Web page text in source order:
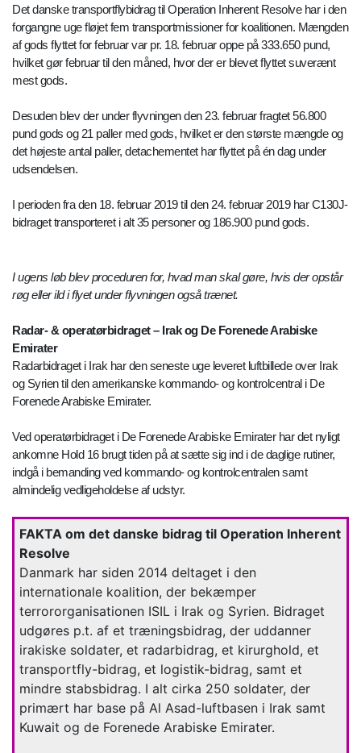
Det danske transportflybidrag til Operation Inherent Resolve har i den
forgangne uge fløjet fem transportmissioner for koalitionen. Mængden
af gods flyttet for februar var pr. 18. februar oppe på 333.650 pund,
hvilket gør februar til den måned, hvor der er blevet flyttet suverænt
mest gods.
Desuden blev der under flyvningen den 23. februar fragtet 56.800
pund gods og 21 paller med gods, hvilket er den største mængde og
det højeste antal paller, detachementet har flyttet på én dag under
udsendelsen.
I perioden fra den 18. februar 2019 til den 24. februar 2019 har C130J-
bidraget transporteret i alt 35 personer og 186.900 pund gods.
I ugens løb blev proceduren for, hvad man skal gøre, hvis der opstår
røg eller ild i flyet under flyvningen også trænet.
Radar- & operatørbidraget – Irak og De Forenede Arabiske
Emirater
Radarbidraget i Irak har den seneste uge leveret luftbillede over Irak
og Syrien til den amerikanske kommando- og kontrolcentral i De
Forenede Arabiske Emirater.
Ved operatørbidraget i De Forenede Arabiske Emirater har det nyligt
ankomne Hold 16 brugt tiden på at sætte sig ind i de daglige rutiner,
indgå i bemanding ved kommando- og kontrolcentralen samt
almindelig vedligeholdelse af udstyr.
FAKTA om det danske bidrag til Operation Inherent
Resolve
Danmark har siden 2014 deltaget i den
internationale koalition, der bekæmper
terrororganisationen ISIL i Irak og Syrien. Bidraget
udgøres p.t. af et træningsbidrag, der uddanner
irakiske soldater, et radarbidrag, et kirurghold, et
transportfly-bidrag, et logistik-bidrag, samt et
mindre stabsbidrag. I alt cirka 250 soldater, der
primært har base på Al Asad-luftbasen i Irak samt
Kuwait og de Forenede Arabiske Emirater.